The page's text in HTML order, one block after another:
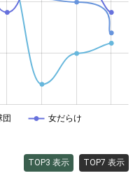
団 女だらけ
TOP3 表示 TOP7 表示